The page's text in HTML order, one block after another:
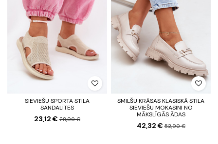
SIEVIEŠU SPORTA STILA
SANDALĪTES
23,12 € 28,90 €
SMILŠU KRĀSAS KLASISKĀ STILA
SIEVIEŠU MOKASĪNI NO
MĀKSLĪGĀS ĀDAS
42,32 €52,90 €